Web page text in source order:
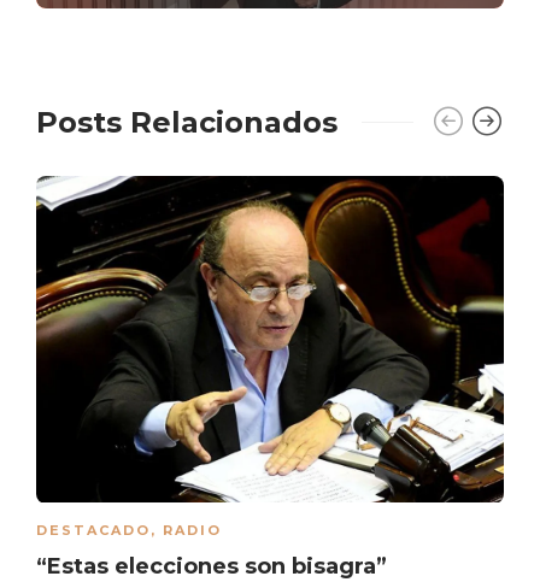
Posts Relacionados
DESTACADO , RADIO
“Estas elecciones son bisagra”